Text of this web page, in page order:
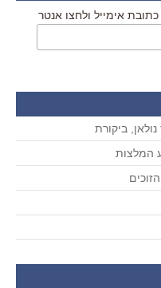
כתובת אימייל ולחצו אנטר
ביקורת